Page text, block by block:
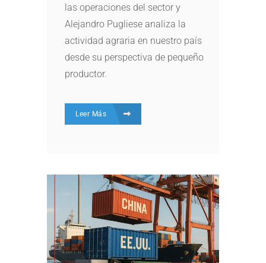
las operaciones del sector y
Alejandro Pugliese analiza la
actividad agraria en nuestro país
desde su perspectiva de pequeño
productor.
Leer Más